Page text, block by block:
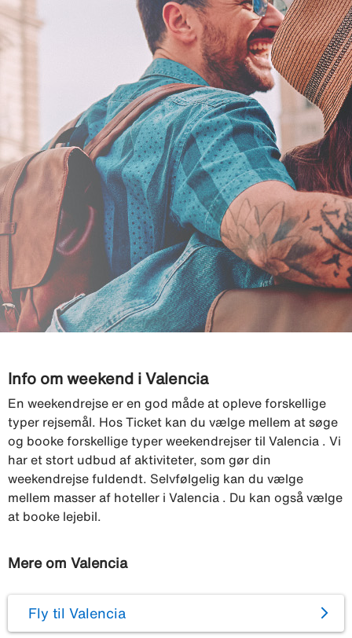
Info om weekend i Valencia
En weekendrejse er en god måde at opleve forskellige
typer rejsemål. Hos Ticket kan du vælge mellem at søge
og booke forskellige typer weekendrejser til Valencia . Vi
har et stort udbud af aktiviteter, som gør din
weekendrejse fuldendt. Selvfølgelig kan du vælge
mellem masser af hoteller i Valencia . Du kan også vælge
at booke lejebil.
Mere om Valencia
Fly til Valencia